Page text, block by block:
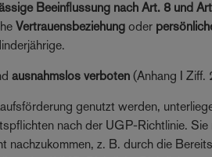
Beeinflussung nach Art. 8 und
Vertrauensbeziehungoder
ausnahmslos verboten(Anhang I Ziff.
genutzt werden,
nach der UGP-Richtlinie.
nachzukommen, z. B. durch die